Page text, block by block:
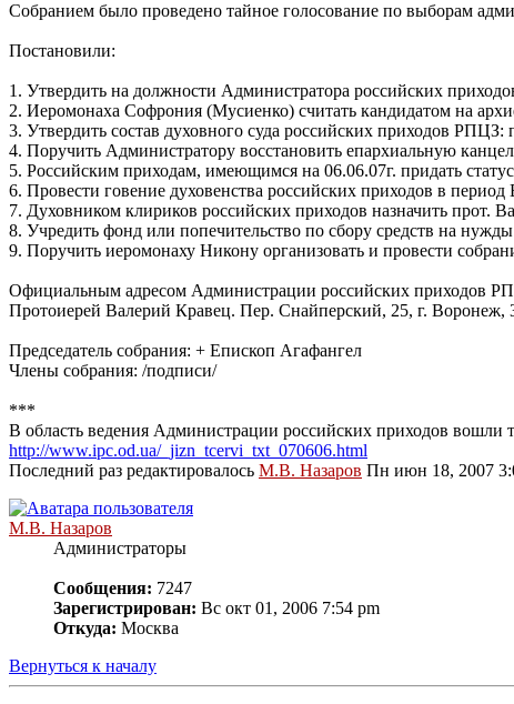
Собранием было проведено тайное голосование по выборам
Постановили:
1. Утвердить на должности Администратора российских
2. Иеромонаха Софрония (Мусиенко) считать кандидатом на
3. Утвердить состав духовного суда российских приходов
4. Поручить Администратору восстановить епархиальную
5. Российским приходам, имеющимся на 06.06.07г. придать
6. Провести говение духовенства российских приходов в
7. Духовником клириков российских приходов назначить прот.
8. Учредить фонд или попечительство по сбору средств на
9. Поручить иеромонаху Никону организовать и провести
Официальным адресом Администрации российских приходов
Протоиерей Валерий Кравец. Пер. Снайперский, 25, г. Воронеж,
Председатель собрания: + Епископ Агафангел
Члены собрания: /подписи/
***
В область ведения Администрации российских приходов вошли
http://www.ipc.od.ua/_jizn_tcervi_txt_070606.html
Последний раз редактировалось М.В. Назаров Пн июн 18, 2007
М.В. Назаров
Администраторы
Сообщения: 7247
Зарегистрирован: Вс окт 01, 2006 7:54 pm
Откуда: Москва
Вернуться к началу